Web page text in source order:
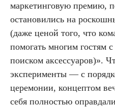
маркетинговую премию,
остановились на
(даже ценой того, что
помогать многим гостям
поиском аксессуаров)».
эксперименты — с
церемонии, концептом
себя полностью